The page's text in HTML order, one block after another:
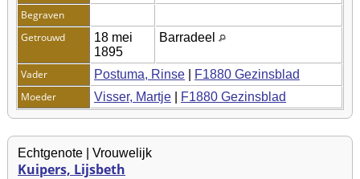
Begraven
Getrouwd
18 mei
1895
Barradeel
Vader Postuma, Rinse
F1880 Gezinsblad
Moeder
Visser, Martje F1880 Gezinsblad
Echtgenote | Vrouwelijk
Kuipers, Lijsbeth